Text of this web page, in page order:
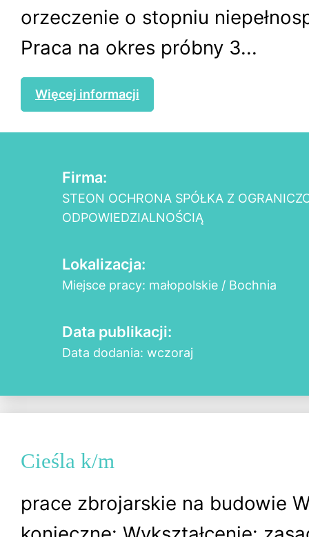
orzeczenie o stopniu
Praca na okres próbny 3...
Więcej informacji
Firma:
STEON OCHRONA SPÓŁKA Z
ODPOWIEDZIALNOŚCIĄ
Lokalizacja:
Miejsce pracy: małopolskie / Bochnia
Data publikacji:
Data dodania: wczoraj
Cieśla k/m
prace zbrojarskie na budowie